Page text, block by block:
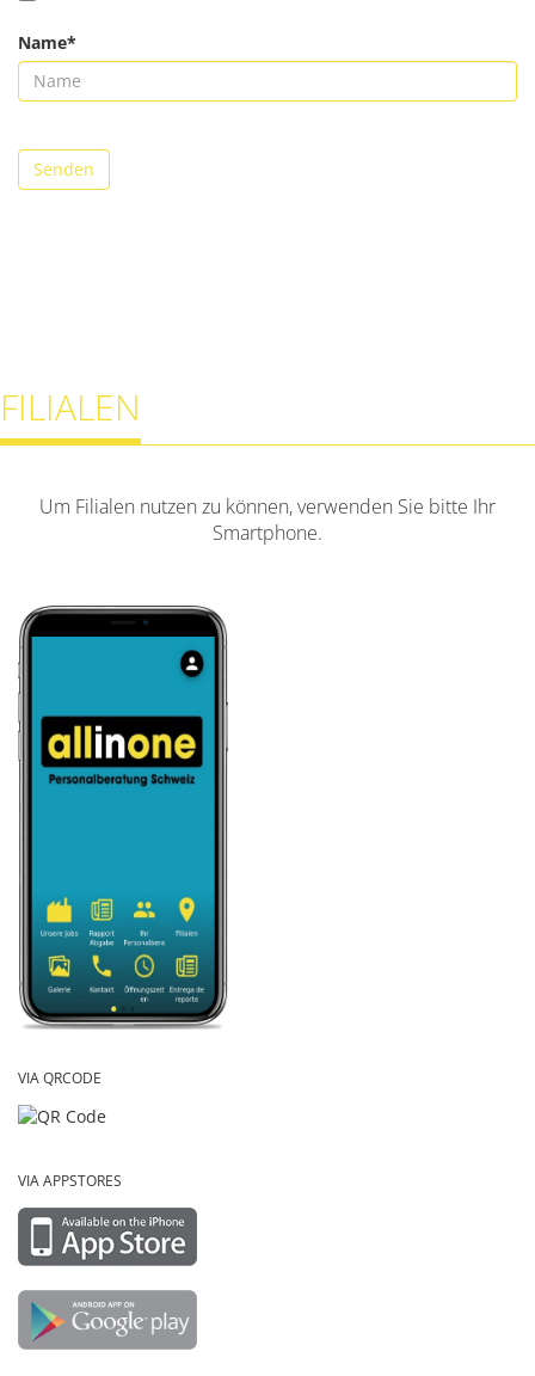
Name*
Senden
FILIALEN
Um Filialen nutzen zu können, verwenden Sie bitte Ihr
Smartphone.
VIA QRCODE
VIA APPSTORES